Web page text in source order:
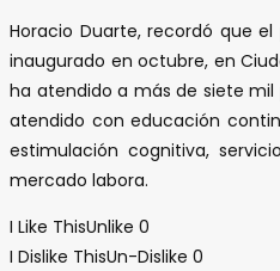
Horacio Duarte, recordó que
inaugurado en octubre, en
ha atendido a más de siete mil
atendido con educación
estimulación cognitiva,
mercado labora.
I Like ThisUnlike 0
I Dislike ThisUn-Dislike 0